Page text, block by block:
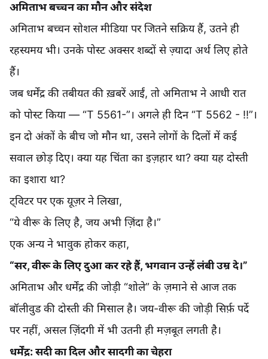
अमिताभ बच्चन का मौन और संदेश
अमिताभ बच्चन सोशल मीडिया पर जितने सक्रिय हैं, उतने ही
रहस्यमय भी। उनके पोस्ट अक्सर शब्दों से ज़्यादा अर्थ लिए होते
हैं।
जब धर्मेंद्र की तबीयत की ख़बरें आईं, तो अमिताभ ने आधी रात
को पोस्ट किया — “T 5561-”। अगले ही दिन “T 5562 - !!”।
इन दो अंकों के बीच जो मौन था, उसने लोगों के दिलों में कई
सवाल छोड़ दिए। क्या यह चिंता का इज़हार था? क्या यह दोस्ती
का इशारा था?
ट्विटर पर एक यूज़र ने लिखा,
“ये वीरू के लिए है, जय अभी ज़िंदा है।”
एक अन्य ने भावुक होकर कहा,
“सर, वीरू के लिए दुआ कर रहे हैं, भगवान उन्हें लंबी उम्र दे।”
अमिताभ और धर्मेंद्र की जोड़ी “शोले” के ज़माने से आज तक
बॉलीवुड की दोस्ती की मिसाल है। जय-वीरू की जोड़ी सिर्फ़ पर्दे
पर नहीं, असल ज़िंदगी में भी उतनी ही मज़बूत लगती है।
धर्मेंद्र: सदी का दिल और सादगी का चेहरा